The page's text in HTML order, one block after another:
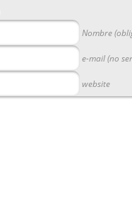
Nombre
e-mail (no
website